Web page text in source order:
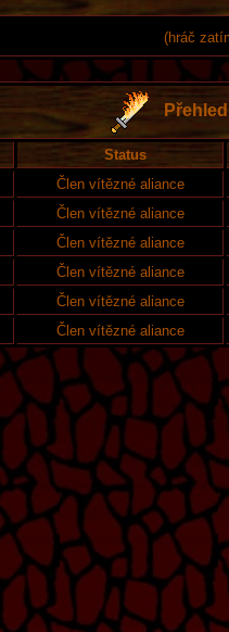
(hráč
Status
Člen vítězné aliance
Člen vítězné aliance
Člen vítězné aliance
Člen vítězné aliance
Člen vítězné aliance
Člen vítězné aliance